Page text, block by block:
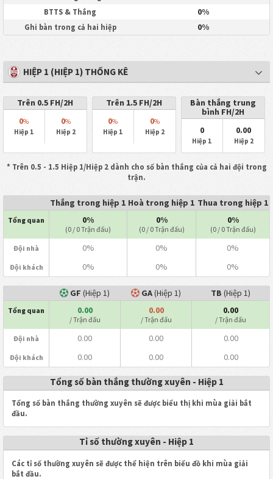
BTTS & Thắng 0%
Ghi bàn trong cả hai hiệp 0%
HIỆP 1 (HIỆP 1) THỐNG KÊ
Trên 0.5 FH/2H
0%
Hiệp 1
0%
Hiệp 2
Trên 1.5 FH/2H
0%
Hiệp 1
0%
Hiệp 2
Bàn thắng trung
bình FH/2H
0
Hiệp 1
0.00
Hiệp 2
* Trên 0.5 - 1.5 Hiệp 1/Hiệp 2 dành cho số bàn thắng của cả hai đội trong
trận.
Thắng trong hiệp 1 Hoà trong hiệp 1 Thua trong hiệp 1
Tổng quan 0%
(0 / 0 Trận đấu)
0%
(0 / 0 Trận đấu)
0%
(0 / 0 Trận đấu)
Đội nhà 0% 0% 0%
Đội khách 0% 0% 0%
GF (Hiệp 1) GA(Hiệp 1) TB (Hiệp 1)
Tổng quan 0.00
/ Trận đấu
0.00
/ Trận đấu
0.00
/ Trận đấu
Đội nhà 0.00 0.00 0.00
Đội khách 0.00 0.00 0.00
Tổng số bàn thắng thường xuyên - Hiệp 1
Tổng số bàn thắng thường xuyên sẽ được biểu thị khi mùa giải bắt
đầu.
Tỉ số thường xuyên - Hiệp 1
Các tỉ số thường xuyên sẽ được thể hiện trên biểu đồ khi mùa giải
bắt đầu.